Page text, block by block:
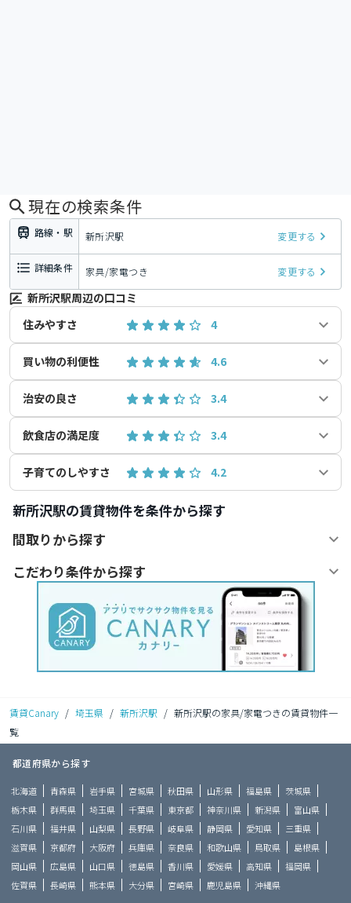
現在の検索条件
路線・駅 新所沢駅 変更する
詳細条件 家具/家電つき 変更する
新所沢駅周辺の口コミ
住みやすさ
4
買い物の利便性 4.6
治安の良さ 3.4
飲食店の満足度 3.4
子育てのしやすさ 4.2
新所沢駅の賃貸物件を条件から探す
間取りから探す
こだわり条件から探す
賃貸Canary / 埼玉県 / 新所沢駅 / 新所沢駅の家具/家電つきの賃貸物件一
覧
都道府県から探す
北海道 青森県 岩手県 宮城県 秋田県 山形県 福島県
茨城県
栃木県
群馬県 埼玉県 千葉県 東京都 神奈川県 新潟県
富山県
石川県
福井県 山梨県 長野県 岐阜県 静岡県 愛知県
三重県
滋賀県
京都府 大阪府 兵庫県 奈良県 和歌山県 鳥取県
島根県
岡山県
広島県 山口県 徳島県 香川県 愛媛県 高知県
福岡県
佐賀県
長崎県 熊本県 大分県 宮崎県 鹿児島県 沖縄県